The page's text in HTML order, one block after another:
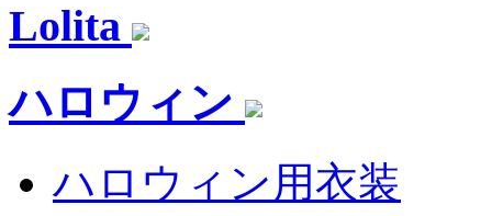
Lolita
ハロウィン
ハロウィン用衣装